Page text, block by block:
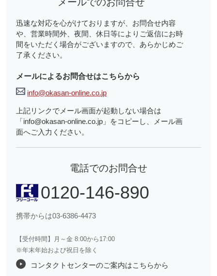
迅速な対応を心がけておりますが、お問合せ内容
や、営業時間外、夜間、休日等によりご返信にお時
間をいただく場合がございますので、あらかじめご
了承ください。
メールによるお問合せはこちらから
info@okasan-online.co.jp
上記リンクでメール画面が起動しない場合は
「info@okasan-online.co.jp」をコピーし、メール画
面へご入力ください。
電話でのお問合せ
0120-146-890
携帯からは03-6386-4473
【受付時間】月～金 8:00から17:00
※年末年始および祝日を除く
コンタクトセンターのご案内はこちらから